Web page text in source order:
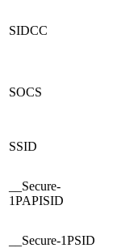
SIDCC
SOCS
SSID
__Secure-
1PAPISID
__Secure-1PSID